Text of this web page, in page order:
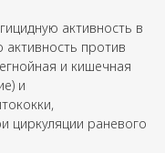
активность в
против
и кишечная
и
циркуляции раневого